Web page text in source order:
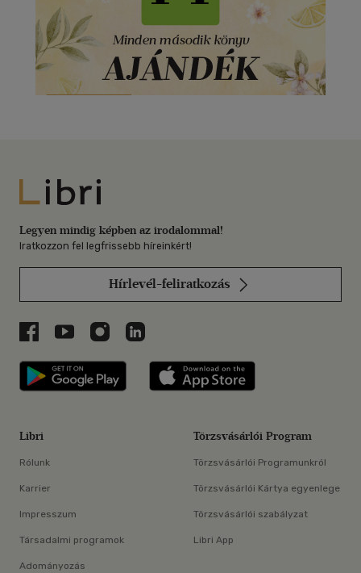
Libri
Legyen mindig képben az irodalommal!
Iratkozzon fel legfrissebb híreinkért!
Hírlevél-feliratkozás
Libri a Facebookon
Libri a Youtube-on
Libri az Instagramon
Libri a LinkedInen
Libri applikáció Szerezd meg: Google
Libri
Rólunk
Karrier
Impresszum
Társadalmi programok
Adományozás
Törzsvásárlói Program
Törzsvásárlói Programunkról
Törzsvásárlói Kártya egyenlege
Törzsvásárlói szabályzat
Libri App